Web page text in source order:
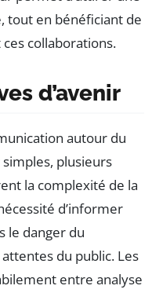
tout en bénéficiant de
collaborations.
d’avenir
autour du
plusieurs
la complexité de la
d’informer
le danger du
du public. Les
entre analyse